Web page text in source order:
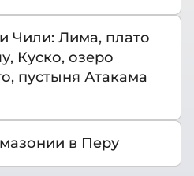
Чили: Лима, плато
Куско, озеро
пустыня Атакама
в Перу